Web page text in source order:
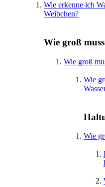
Wie erkenne ich
Weibchen?
Wie groß
Wie groß
Wie
Wie